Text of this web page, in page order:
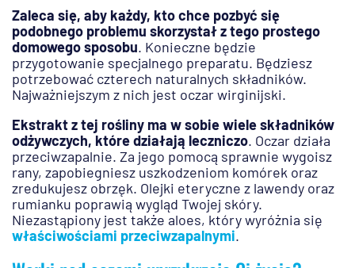
Zaleca się, aby każdy, kto chce pozbyć się
podobnego problemu skorzystał z tego prostego
domowego sposobu. Konieczne będzie
przygotowanie specjalnego preparatu. Będziesz
potrzebować czterech naturalnych składników.
Najważniejszym z nich jest oczar wirginijski.
Ekstrakt z tej rośliny ma w sobie wiele składników
odżywczych, które działają leczniczo. Oczar działa
przeciwzapalnie. Za jego pomocą sprawnie wygoisz
rany, zapobiegniesz uszkodzeniom komórek oraz
zredukujesz obrzęk. Olejki eteryczne z lawendy oraz
rumianku poprawią wygląd Twojej skóry.
Niezastąpiony jest także aloes, który wyróżnia się
właściwościami przeciwzapalnymi.